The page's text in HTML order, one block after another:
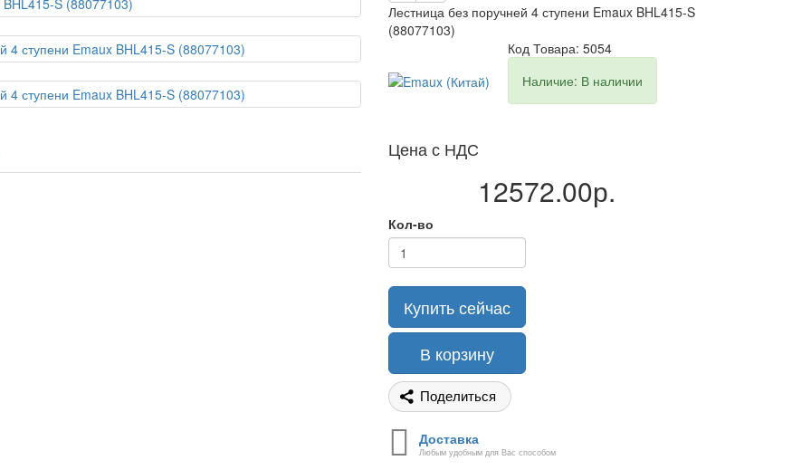
Лестница без поручней 4 ступени Emaux BHL415-S
(88077103)
Код Товара: 5054
Наличие: В наличии
Цена с НДС
12572.00р.
Кол-во
Купить сейчас
В корзину
Поделиться
Доставка
Любым удобным для Вас способом